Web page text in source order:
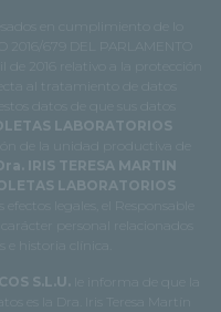
en cumplimiento de lo
2016/679 DEL PARLAMENTO
de 2016 relativo a la protección
al tratamiento de datos
datos de que sus datos
LABORATORIOS
de la unidad productiva de
IRIS TERESA MARTIN
LABORATORIOS
efectos legales, el Responsable
personal relacionados
e historia clínica.
S.L.U.
le informa de que la
es la Dra. Iris Teresa Martín